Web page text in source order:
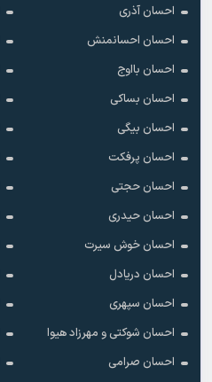
احسان آذری
احسان احسانمنش
احسان بااوج
احسان بساکی
احسان بیگی
احسان پرفکت
احسان حجتی
احسان حیدری
احسان خوش سیرت
احسان دریادل
احسان سپهری
احسان شوکتی و مهرزاد هیوا
احسان صرامی